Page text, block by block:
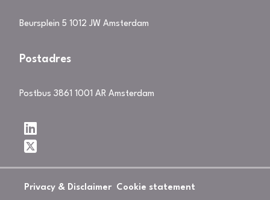
Beursplein 5 1012 JW Amsterdam
Postadres
Postbus 3861 1001 AR Amsterdam
Privacy & Disclaimer Cookie statement